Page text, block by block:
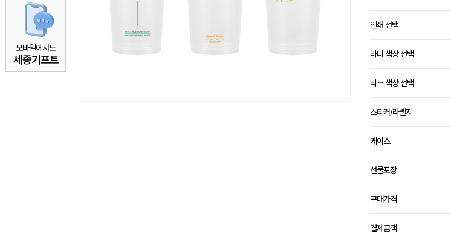
모바일에서도
세종기프트
인쇄 선택
바디 색상 선택
리드 색상 선택
스티커/라벨지
케이스
선물포장
구매가격
결제금액